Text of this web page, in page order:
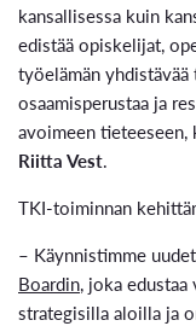
kansallisessa kuin
edistää opiskelijat,
työelämän
osaamisperustaa ja
avoimeen
Riitta Vest.
TKI-toiminnan
– Käynnistimme uudet
Boardin, joka edustaa
strategisilla aloilla ja